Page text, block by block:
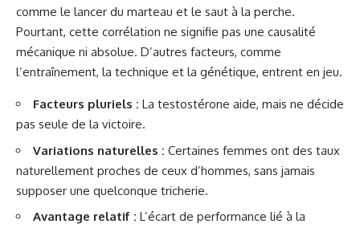
comme le lancer du marteau et le saut à la perche.
Pourtant, cette corrélation ne signifie pas une causalité
mécanique ni absolue. D’autres facteurs, comme
l’entraînement, la technique et la génétique, entrent en jeu.
Facteurs pluriels : La testostérone aide, mais ne décide
pas seule de la victoire.
Variations naturelles : Certaines femmes ont des taux
naturellement proches de ceux d’hommes, sans jamais
supposer une quelconque tricherie.
Avantage relatif : L’écart de performance lié à la